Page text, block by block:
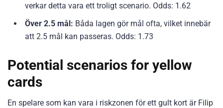
verkar detta vara ett troligt scenario. Odds: 1.62
Över 2.5 mål: Båda lagen gör mål ofta, vilket innebär
att 2.5 mål kan passeras. Odds: 1.73
Potential scenarios for yellow
cards
En spelare som kan vara i riskzonen för ett gult kort är Filip